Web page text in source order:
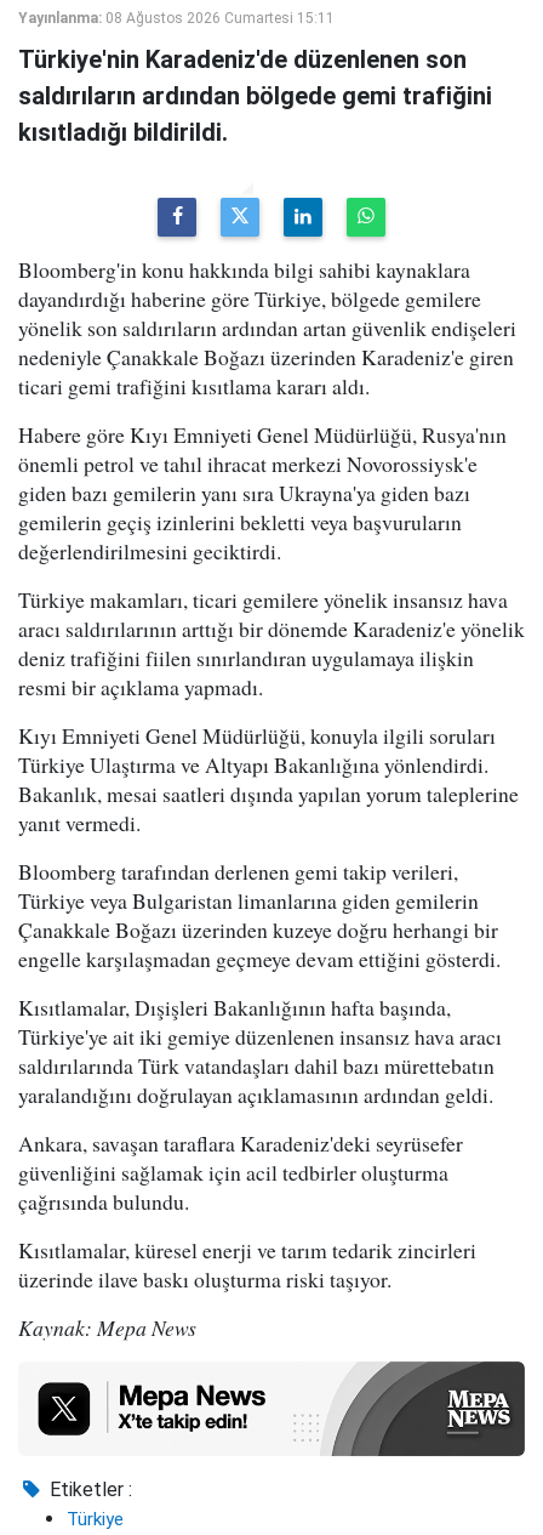
Yayınlanma: 08 Ağustos 2026 Cumartesi 15:11
Türkiye'nin Karadeniz'de düzenlenen son
saldırıların ardından bölgede gemi trafiğini
kısıtladığı bildirildi.
Bloomberg'in konu hakkında bilgi sahibi kaynaklara
dayandırdığı haberine göre Türkiye, bölgede gemilere
yönelik son saldırıların ardından artan güvenlik endişeleri
nedeniyle Çanakkale Boğazı üzerinden Karadeniz'e giren
ticari gemi trafiğini kısıtlama kararı aldı.
Habere göre Kıyı Emniyeti Genel Müdürlüğü, Rusya'nın
önemli petrol ve tahıl ihracat merkezi Novorossiysk'e
giden bazı gemilerin yanı sıra Ukrayna'ya giden bazı
gemilerin geçiş izinlerini bekletti veya başvuruların
değerlendirilmesini geciktirdi.
Türkiye makamları, ticari gemilere yönelik insansız hava
aracı saldırılarının arttığı bir dönemde Karadeniz'e yönelik
deniz trafiğini fiilen sınırlandıran uygulamaya ilişkin
resmi bir açıklama yapmadı.
Kıyı Emniyeti Genel Müdürlüğü, konuyla ilgili soruları
Türkiye Ulaştırma ve Altyapı Bakanlığına yönlendirdi.
Bakanlık, mesai saatleri dışında yapılan yorum taleplerine
yanıt vermedi.
Bloomberg tarafından derlenen gemi takip verileri,
Türkiye veya Bulgaristan limanlarına giden gemilerin
Çanakkale Boğazı üzerinden kuzeye doğru herhangi bir
engelle karşılaşmadan geçmeye devam ettiğini gösterdi.
Kısıtlamalar, Dışişleri Bakanlığının hafta başında,
Türkiye'ye ait iki gemiye düzenlenen insansız hava aracı
saldırılarında Türk vatandaşları dahil bazı mürettebatın
yaralandığını doğrulayan açıklamasının ardından geldi.
Ankara, savaşan taraflara Karadeniz'deki seyrüsefer
güvenliğini sağlamak için acil tedbirler oluşturma
çağrısında bulundu.
Kısıtlamalar, küresel enerji ve tarım tedarik zincirleri
üzerinde ilave baskı oluşturma riski taşıyor.
Kaynak: Mepa News
Etiketler :
Türkiye